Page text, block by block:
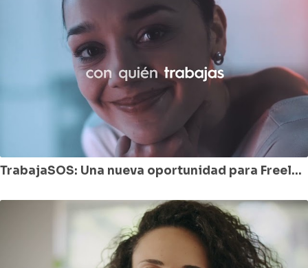
TrabajaSOS: Una nueva oportunidad para Freelancers